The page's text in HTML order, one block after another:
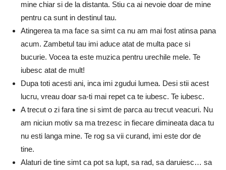
mine chiar si de la distanta. Stiu ca ai nevoie doar de mine
pentru ca sunt in destinul tau.
Atingerea ta ma face sa simt ca nu am mai fost atinsa pana
acum. Zambetul tau imi aduce atat de multa pace si
bucurie. Vocea ta este muzica pentru urechile mele. Te
iubesc atat de mult!
Dupa toti acesti ani, inca imi zgudui lumea. Desi stii acest
lucru, vreau doar sa-ti mai repet ca te iubesc. Te iubesc.
A trecut o zi fara tine si simt de parca au trecut veacuri. Nu
am niciun motiv sa ma trezesc in fiecare dimineata daca tu
nu esti langa mine. Te rog sa vii curand, imi este dor de
tine.
Alaturi de tine simt ca pot sa lupt, sa rad, sa daruiesc… sa